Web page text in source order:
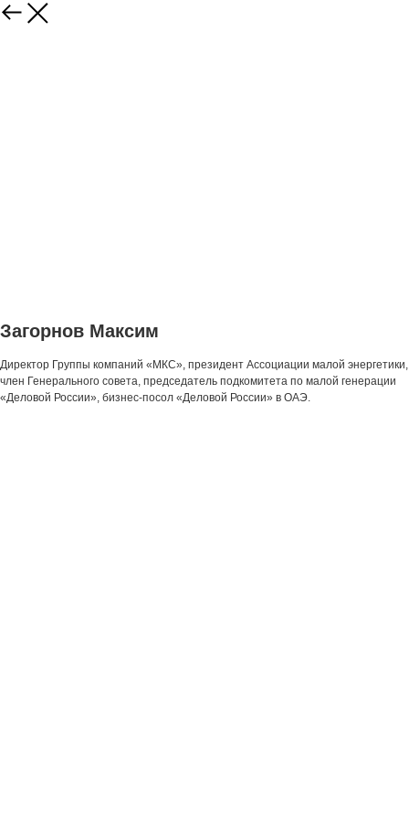
Загорнов Максим
Директор Группы компаний «МКС», президент Ассоциации малой энергетики,
член Генерального совета, председатель подкомитета по малой генерации
«Деловой России», бизнес-посол «Деловой России» в ОАЭ.